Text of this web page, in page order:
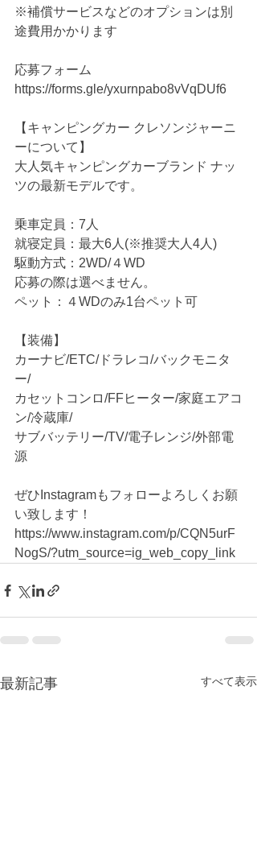
※補償サービスなどのオプションは別
途費用かかります
応募フォーム
https://forms.gle/yxurnpabo8vVqDUf6
【キャンピングカー クレソンジャーニ
ーについて】
大人気キャンピングカーブランド ナッ
ツの最新モデルです。
乗車定員：7人
就寝定員：最大6人(※推奨大人4人)
駆動方式：2WD/４WD
応募の際は選べません。
ペット：４WDのみ1台ペット可
【装備】
カーナビ/ETC/ドラレコ/バックモニタ
ー/
カセットコンロ/FFヒーター/家庭エアコ
ン/冷蔵庫/
サブバッテリー/TV/電子レンジ/外部電
源
ぜひInstagramもフォローよろしくお願
い致します！
https://www.instagram.com/p/CQN5urF
NogS/?utm_source=ig_web_copy_link
最新記事 すべて表示